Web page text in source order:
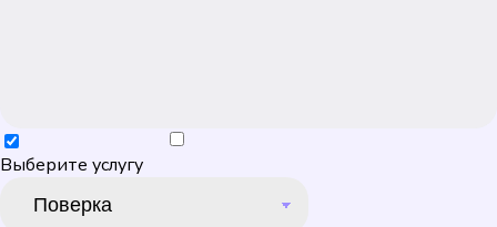
Выберите услугу